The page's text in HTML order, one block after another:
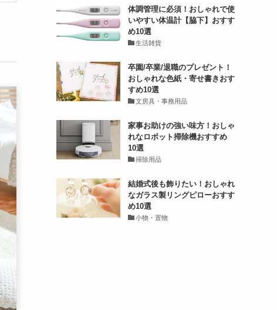
体調管理に必須！おしゃれで使
いやすい体温計【脇下】おすす
め10選
生活雑貨
卒園/卒業/退職のプレゼント！
おしゃれな色紙・寄せ書きおす
すめ10選
文房具・事務用品
家事お助けの強い味方！おしゃ
れなロボット掃除機おすすめ
10選
掃除用品
結婚式後も飾りたい！おしゃれ
なガラス製リングピローおすす
め10選
小物・置物